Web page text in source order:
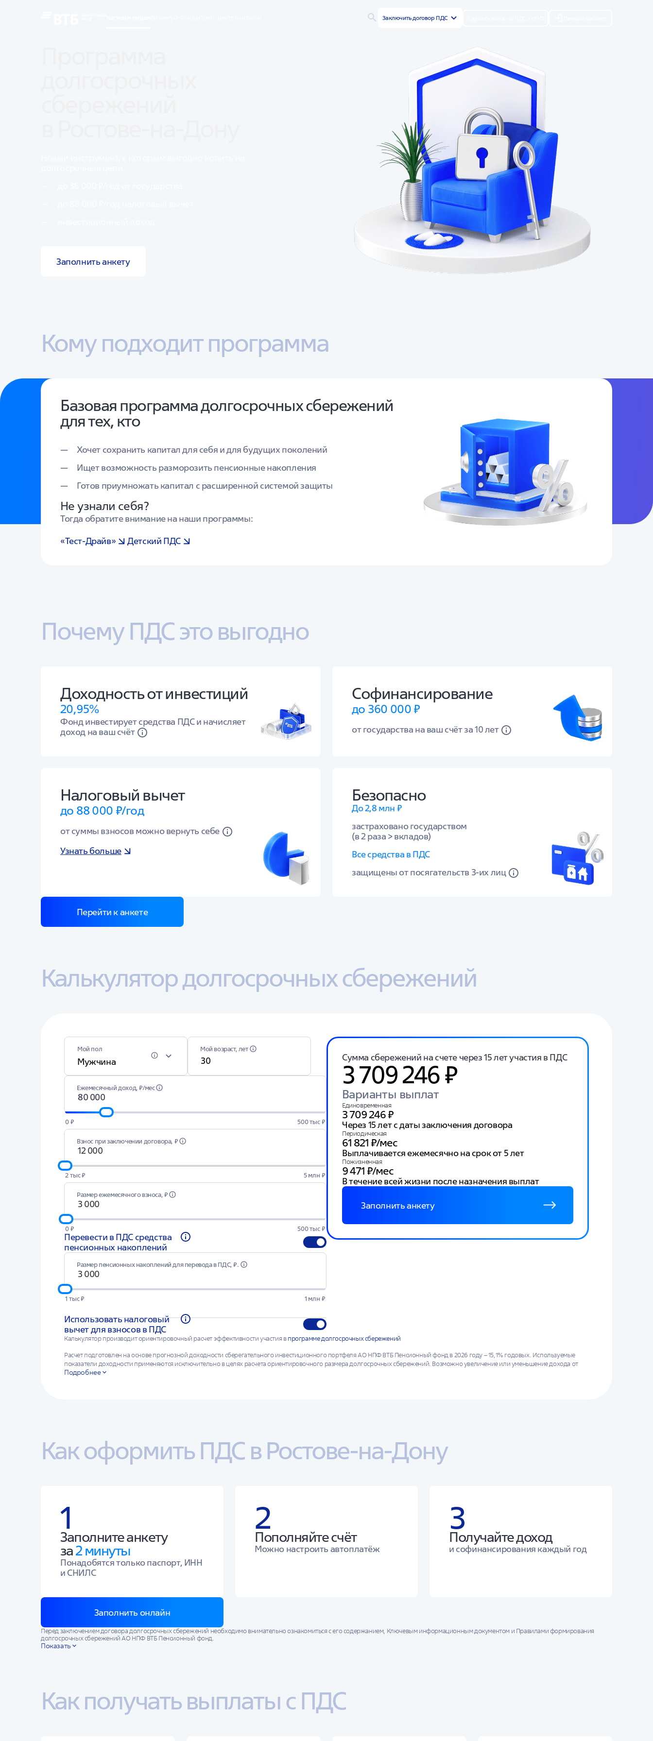
Заключить договор ПДС
Заполнить анкету
Кому подходит программа
Базовая программа долгосрочных сбережений
для тех, кто
Хочет сохранить капитал для себя и для будущих поколений
Ищет возможность разморозить пенсионные накопления
Готов приумножать капитал с расширенной системой защиты
Не узнали себя?
Тогда обратите внимание на наши программы:
«Тест-Драйв»
Детский ПДС
Почему ПДС это выгодно
Доходность от инвестиций
20,95%
Фонд инвестирует средства ПДС и начисляет
доход на ваш счёт
Софинансирование
до 360 000 ₽
от государства на ваш счёт за 10 лет
Налоговый вычет
до 88 000 ₽/год
от суммы взносов можно вернуть себе
Узнать больше
Безопасно
До 2,8 млн ₽
застраховано государством
(в 2 раза > вкладов)
Все средства в ПДС
защищены от посягательств 3-их лиц
Перейти к анкете
Калькулятор долгосрочных сбережений
Мой пол
Мужчина
Мой возраст, лет
Ежемесячный доход, ₽/мес
0 ₽ 500 тыс ₽
Взнос при заключении договора, ₽
2 тыс ₽ 5 млн ₽
Размер ежемесячного взноса, ₽
0 ₽ 500 тыс ₽
Перевести в ПДС средства
пенсионных накоплений
Размер пенсионных накоплений для перевода в ПДС, ₽.
1 тыс ₽ 1 млн ₽
Использовать налоговый
вычет для взносов в ПДС
Калькулятор производит ориентировочный расчет эффективности участия впрограмме долгосрочных сбережений
Расчет подготовлен на основе прогнозной доходности сберегательного инвестиционного портфеля АО НПФ ВТБ Пенсионный фонд в 2026 году – 15,1% годовых. Используемые
показатели доходности применяются исключительно в целях расчета ориентировочного размера долгосрочных сбережений. Возможно увеличение или уменьшение дохода от
размещения средств пенсионных резервов; результаты инвестирования в прошлом не определяют доходов в будущем. Государство и Фонд не обещают и не гарантируют
Подробнее
Сумма сбережений на счете через 15 лет участия в ПДС
3 709 246 ₽
Варианты выплат
Единовременная
3 709 246 ₽
Через 15 лет с даты заключения договора
Периодическая
61 821 ₽/мес
Выплачивается ежемесячно на срок от 5 лет
Пожизненная
9 471 ₽/мес
В течение всей жизни после назначения выплат
Заполнить анкету
Как оформить ПДС в Ростове-на-Дону
1
Заполните анкету
за2 минуты
Понадобятся только паспорт, ИНН
и СНИЛС
2
Пополняйте счёт
Можно настроить автоплатёж
3
Получайте доход
и софинансирования каждый год
Заполнить онлайн
Перед заключением договора долгосрочных сбережений необходимо внимательно ознакомиться с его содержанием, Ключевым информационным документом и Правилами формирования
долгосрочных сбережений АО НПФ ВТБ Пенсионный фонд.
Показать
Как получать выплаты с ПДС